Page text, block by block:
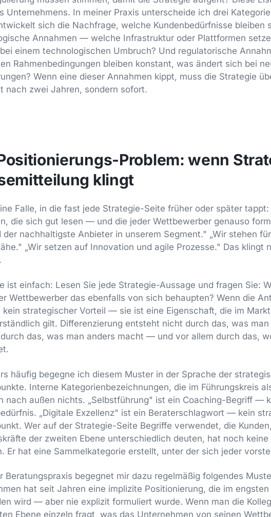
Unternehmens. In meiner Praxis unterscheide ich drei
sich die Nachfrage, welche Kundenbedürfnisse bleiben
Annahmen — welche Infrastruktur oder Plattformen
einem technologischen Umbruch? Und regulatorische
Rahmenbedingungen bleiben konstant, was ändert sich bei
Wenn eine dieser Annahmen kippt, muss die Strategie
nach zwei Jahren, sondern sofort.
Problem: wenn
klingt
Falle, in die fast jede Strategie-Seite früher oder später
die sich gut lesen — und die jeder Wettbewerber genauso
der nachhaltigste Anbieter in unserem Segment." „Wir stehen
„Wir setzen auf Innovation und agile Prozesse." Das klingt
ist einfach: Lesen Sie jede Strategie-Aussage und fragen Sie:
Wettbewerber das ebenfalls von sich behaupten? Wenn die
kein strategischer Vorteil — sie ist eine Eigenschaft, die im
gilt. Differenzierung entsteht nicht durch das, was
das, was man anders macht — und vor allem durch das,
häufig begegne ich diesem Muster in der Sprache der
Interne Kategorienbezeichnungen, die im Führungskreis
nach außen nichts. „Selbstführung" ist ein Coaching-Begriff —
„Digitale Exzellenz" ist ein Beraterschlagwort — kein
Wer auf der Strategie-Seite Begriffe verwendet, die
der zweiten Ebene unterschiedlich deuten, hat noch keine
Er hat eine Sammelkategorie erstellt, unter der sich jeder
Beratungspraxis begegnet mir dazu regelmäßig folgendes
hat seit Jahren eine implizite Positionierung, die im
wird — aber nie explizit formuliert wurde. Wenn man die
Ebene einzeln fragt, was das Unternehmen von seinen